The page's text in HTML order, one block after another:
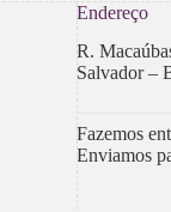
Endereço
R.
Salvador –
Fazemos
Enviamos